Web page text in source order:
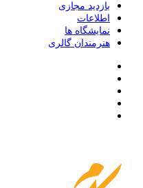
بازدید مجازی
اطلاعات
نمایشگاه ها
هنرمندان گالری